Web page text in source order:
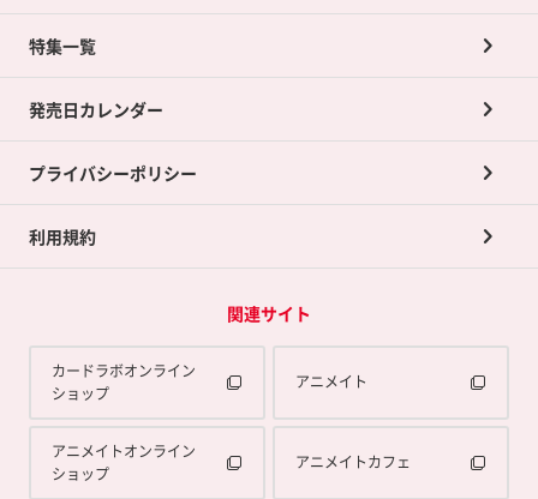
ネット買取について
買取承諾書について
ポイントカードTOP
ポイント交換景品
特集一覧
発売日カレンダー
プライバシーポリシー
利用規約
関連サイト
カードラボオンライン
ショップ
アニメイト
アニメイトオンライン
ショップ
アニメイトカフェ